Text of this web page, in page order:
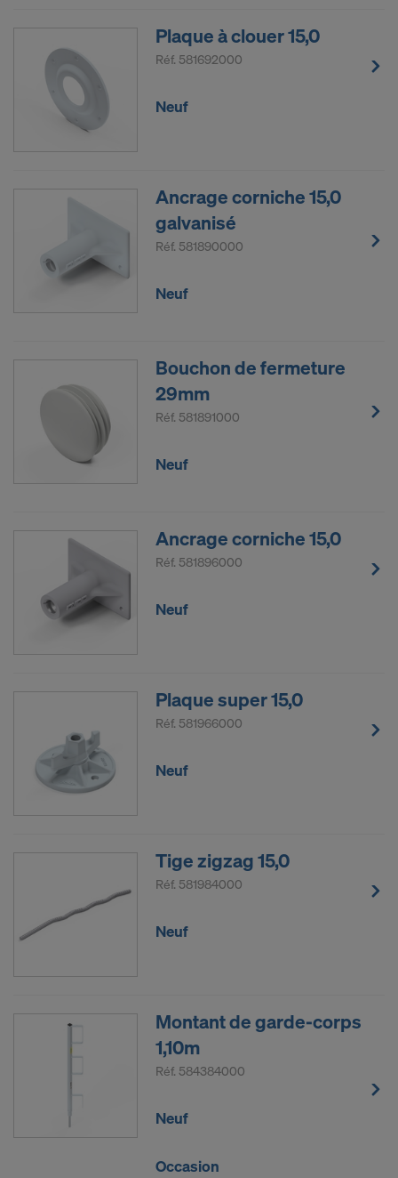
Plaque à clouer 15,0
Réf. 581692000
Neuf
Ancrage corniche 15,0
galvanisé
Réf. 581890000
Neuf
Bouchon de fermeture
29mm
Réf. 581891000
Neuf
Ancrage corniche 15,0
Réf. 581896000
Neuf
Plaque super 15,0
Réf. 581966000
Neuf
Tige zigzag 15,0
Réf. 581984000
Neuf
Montant de garde-corps
1,10m
Réf. 584384000
Neuf
Occasion